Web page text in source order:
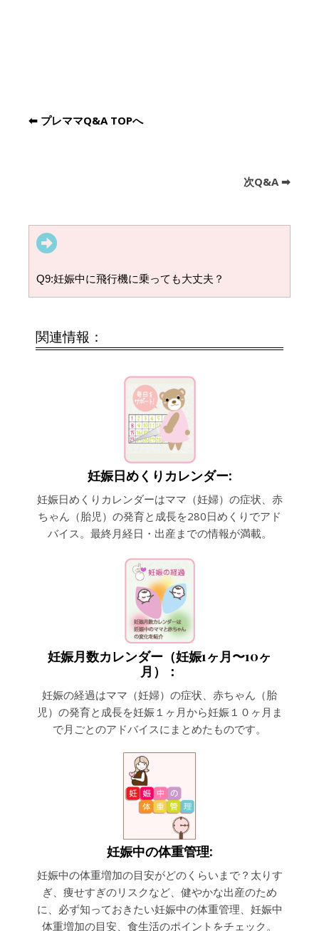
⬅︎ プレママQ&A TOPへ
次Q&A ➡︎
Q9:妊娠中に飛行機に乗っても大丈夫？
関連情報：
妊娠日めくりカレンダー:
妊娠日めくりカレンダーはママ（妊婦）の症状、赤
ちゃん（胎児）の発育と成長を280日めくりでアド
バイス。最終月経日・出産までの情報が満載。
妊娠月数カレンダー（妊娠1ヶ月〜10ヶ
月）：
妊娠の経過はママ（妊婦）の症状、赤ちゃん（胎
児）の発育と成長を妊娠１ヶ月から妊娠１０ヶ月ま
で月ごとのアドバイスにまとめたものです。
妊娠中の体重管理:
妊娠中の体重増加の目安がどのくらいまで？太りす
ぎ、痩せすぎのリスクなど、健やかな出産のため
に、必ず知っておきたい妊娠中の体重管理、妊娠中
体重増加の目安、食生活のポイントをチェック。